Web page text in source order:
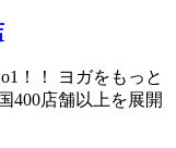
！！ ヨガをもっと
400店舗以上を展開